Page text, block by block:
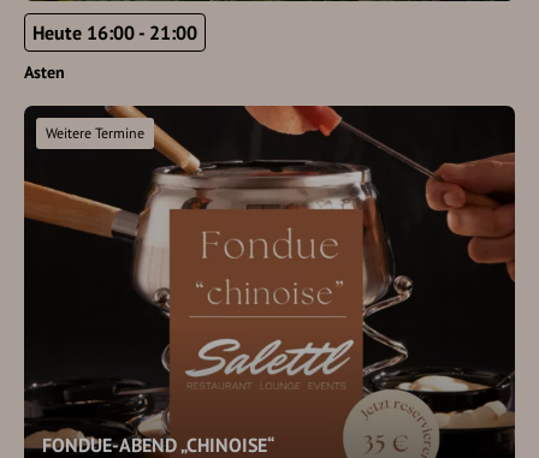
Heute 16:00 - 21:00
Asten
FONDUE-ABEND „CHINOISE“
Weitere Termine